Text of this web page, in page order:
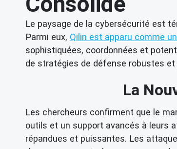
Le paysage de la cybersécurité est
Parmi eux, Qilin est apparu comme
sophistiquées, coordonnées et
de stratégies de défense robustes et
La
Les chercheurs confirment que le
outils et un support avancés à leurs
répandues et puissantes. Les